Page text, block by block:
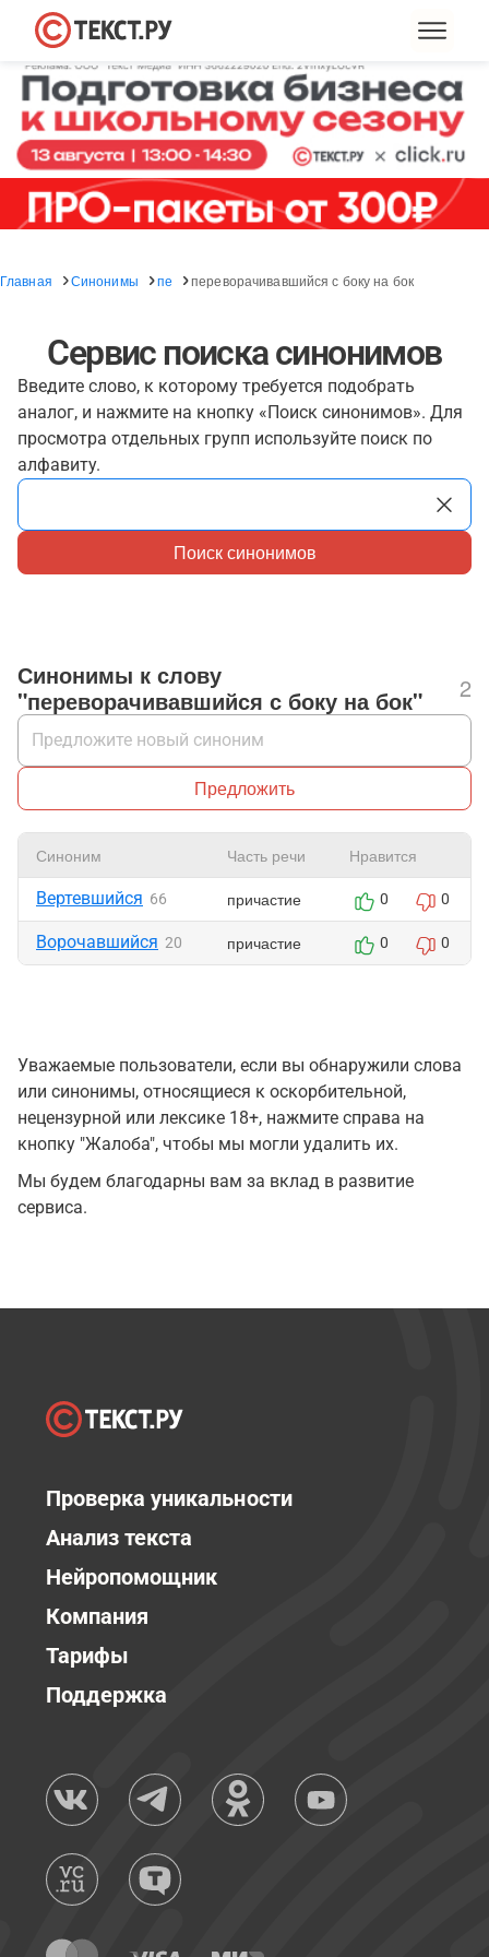
Главная Синонимы пе переворачивавшийся с боку на бок
Сервис поиска синонимов
Введите слово, к которому требуется подобрать
аналог, и нажмите на кнопку «Поиск синонимов». Для
просмотра отдельных групп используйте поиск по
алфавиту.
Поиск синонимов
Синонимы к слову
"переворачивавшийся с боку на бок"
2
Предложить
Синоним Часть речи Нравится
Вертевшийся 66 причастие 0 0
Ворочавшийся 20 причастие 0 0
Уважаемые пользователи, если вы обнаружили слова
или синонимы, относящиеся к оскорбительной,
нецензурной или лексике 18+, нажмите справа на
кнопку "Жалоба", чтобы мы могли удалить их.
Мы будем благодарны вам за вклад в развитие
сервиса.
Проверка уникальности
Анализ текста
Нейропомощник
Компания
Тарифы
Поддержка